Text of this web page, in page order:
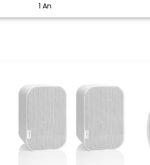
1 An